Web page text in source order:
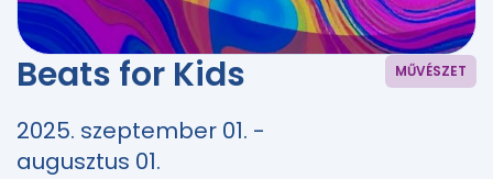
Beats for Kids
2025. szeptember 01. -
augusztus 01.
MŰVÉSZET